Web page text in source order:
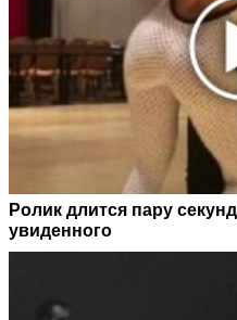
Ролик длится пару
увиденного